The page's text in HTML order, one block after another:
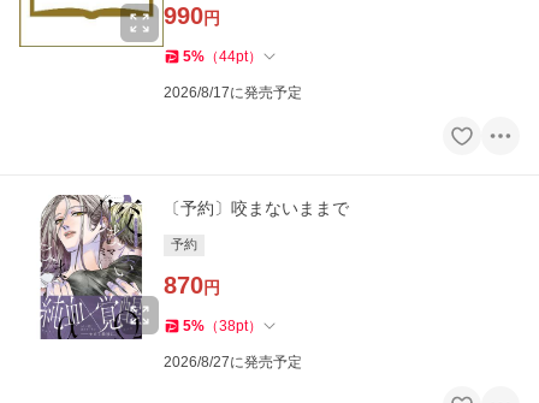
990円
5% （44pt）
2026/8/17に発売予定
〔予約〕咬まないままで
予約
870円
5% （38pt）
2026/8/27に発売予定